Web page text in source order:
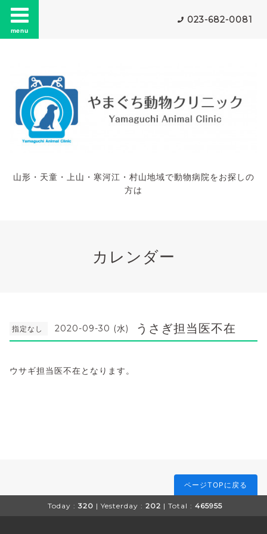
menu
023-682-0081
山形・天童・上山・寒河江・村山地域で動物病院をお探しの
方は
カレンダー
指定なし 2020-09-30 (水) うさぎ担当医不在
ウサギ担当医不在となります。
ページTOPに戻る
Today : 320 | Yesterday : 202 | Total : 465955